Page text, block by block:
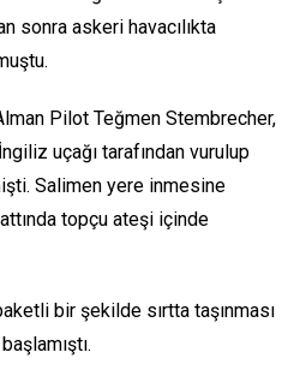
sonra askeri havacılıkta
Pilot Teğmen Stembrecher,
uçağı tarafından vurulup
Salimen yere inmesine
topçu ateşi içinde
bir şekilde sırtta taşınması